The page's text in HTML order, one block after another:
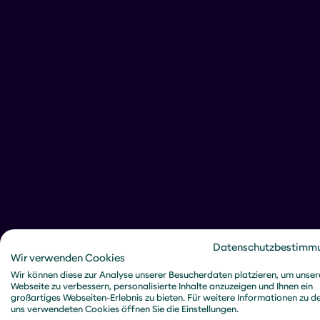
Wir verwenden Cookies
Wir können diese zur Analyse unserer Besucherdaten platzieren, um
Webseite zu verbessern, personalisierte Inhalte anzuzeigen und Ihnen ein
großartiges Webseiten-Erlebnis zu bieten. Für weitere Informationen zu
uns verwendeten Cookies öffnen Sie die Einstellungen.